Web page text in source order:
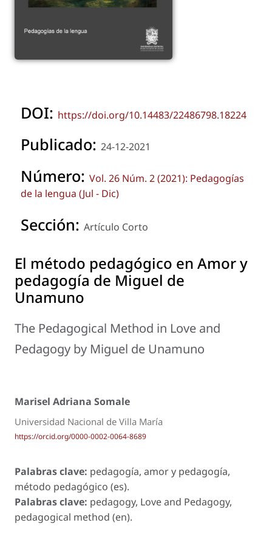
DOI: https://doi.org/10.14483/22486798.18224
Publicado: 24-12-2021
Número: Vol. 26 Núm. 2 (2021): Pedagogías
de la lengua (Jul - Dic)
Sección: Artículo Corto
El método pedagógico en Amor y
pedagogía de Miguel de
Unamuno
The Pedagogical Method in Love and
Pedagogy by Miguel de Unamuno
Marisel Adriana Somale
Universidad Nacional de Villa María
https://orcid.org/0000-0002-0064-8689
Palabras clave: pedagogía, amor y pedagogía,
método pedagógico (es).
Palabras clave: pedagogy, Love and Pedagogy,
pedagogical method (en).